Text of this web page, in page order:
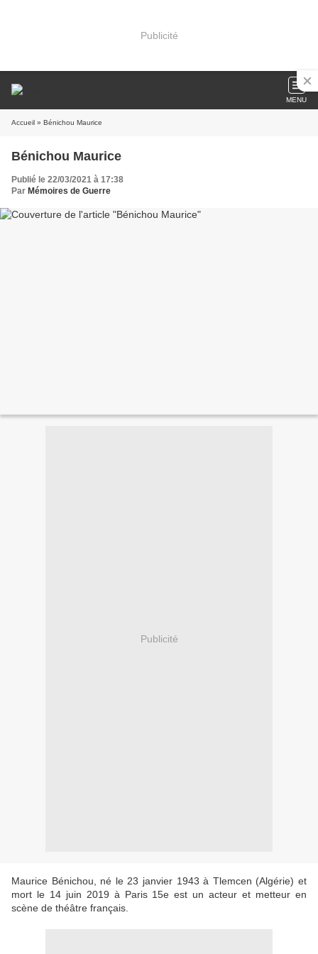
Publicité
MENU
Accueil » Bénichou Maurice
Bénichou Maurice
Publié le 22/03/2021 à 17:38
Par Mémoires de Guerre
Publicité
Maurice Bénichou, né le 23 janvier 1943 à Tlemcen (Algérie) et
mort le 14 juin 2019 à Paris 15e est un acteur et metteur en
scène de théâtre français.